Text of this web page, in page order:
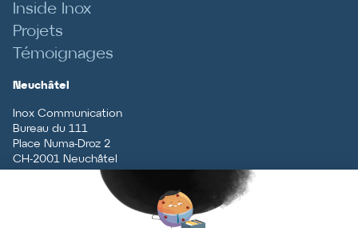
Inside Inox
Projets
Témoignages
Neuchâtel
Inox Communication
Bureau du 111
Place Numa-Droz 2
CH-2001 Neuchâtel
+41 (0)32 727 70 70